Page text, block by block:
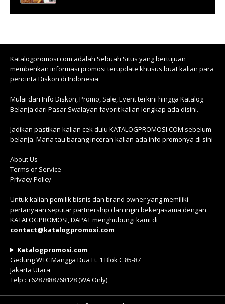
Katalogpromosi.com adalah Sebuah Situs yang bertujuan
memberikan informasi promosi terupdate khusus buat kalian para
pencinta Diskon di Indonesia
Mulai dari Info Diskon, Promo, Sale, Event terkini hingga Katalog
Belanja dari Pasar Swalayan favorit kalian lengkap ada disini.
Jadikan pastikan kalian cek dulu KATALOGPROMOSI.COM sebelum
belanja. Mana tau barang inceran kalian ada info promonya di sini
About Us
Terms of Service
Privacy Policy
Untuk kalian pemilik bisnis dan brand owner yang memiliki
pertanyaan seputar partnership dan ingin bekerjasama dengan
KATALOGPROMOSI, DAPAT menghubungi kami di
contact@katalogpromosi.com
Katalogpromosi.com
Gedung WTC Mangga Dua Lt. 1 Blok C.85-87
Jakarta Utara
Telp : +6287888768128 (WA Only)